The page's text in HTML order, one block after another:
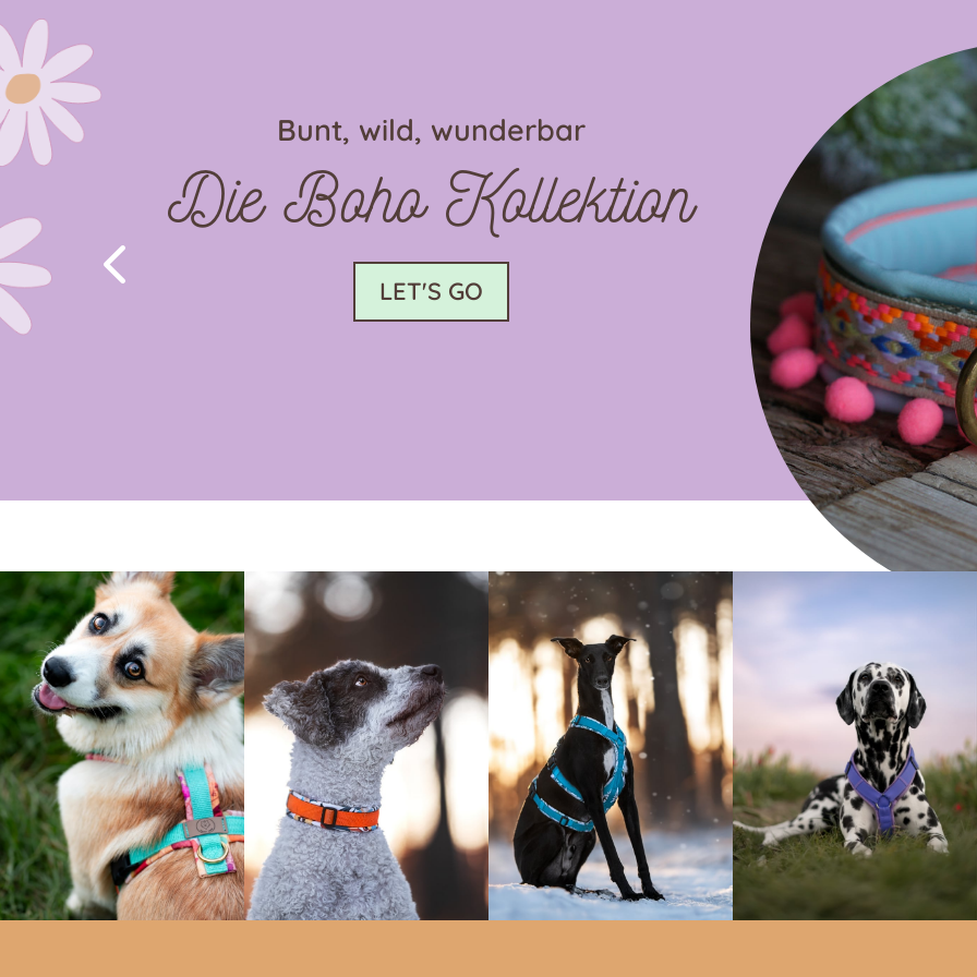
Bunt, wild, wunderbar
Die Boho Kollektion
LET'S GO
4